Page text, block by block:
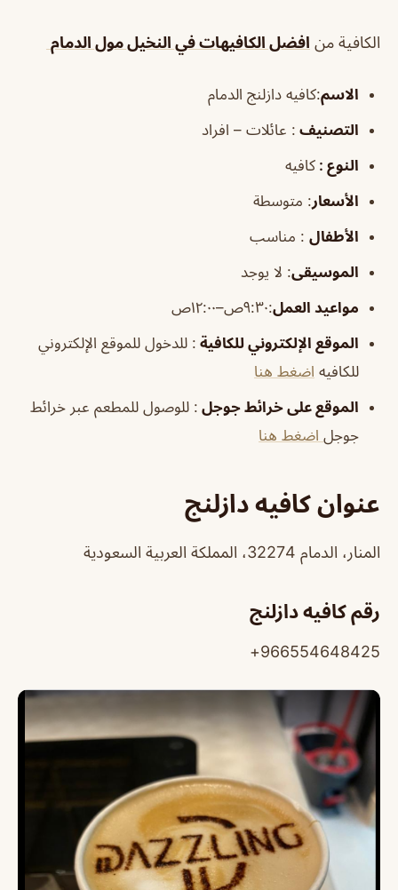
الكافية من افضل الكافيهات في النخيل مول الدمام
الاسم:كافيه دازلنج الدمام
التصنيف : عائلات – افراد
النوع : كافيه
الأسعار: متوسطة
الأطفال : مناسب
الموسيقى: لا يوجد
مواعيد العمل:٩:٣٠ص–١٢:٠٠ص
الموقع الإلكتروني للكافية : للدخول للموقع الإلكتروني
للكافيه اضغط هنا
الموقع على خرائط جوجل : للوصول للمطعم عبر خرائط
جوجل اضغط هنا
عنوان كافيه دازلنج
المنار، الدمام 32274، المملكة العربية السعودية
رقم كافيه دازلنج
966554648425+